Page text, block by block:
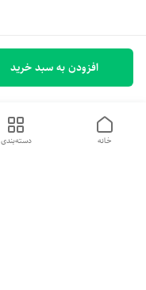
افزودن به سبد خرید
دسته‌بندی خانه